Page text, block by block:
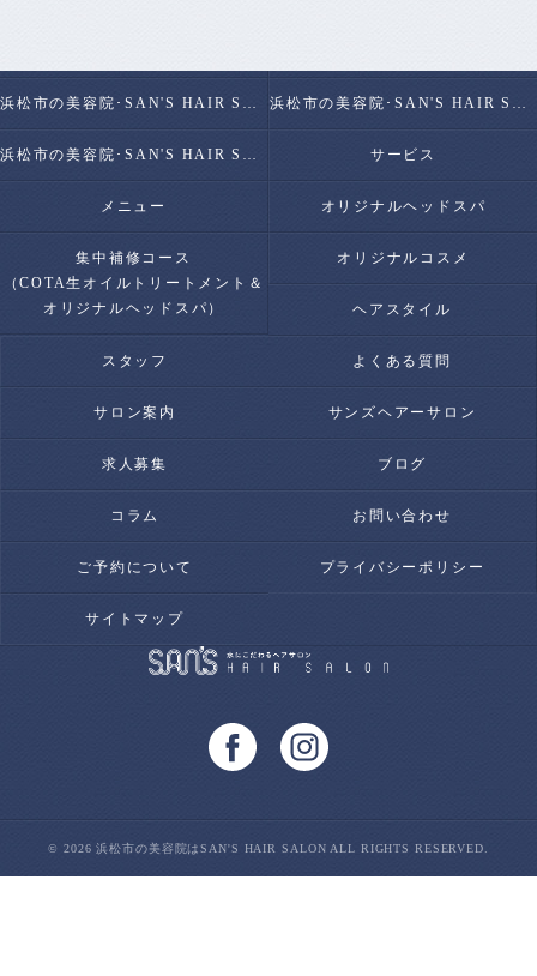
サービス
メニュー オリジナルヘッドスパ
集中補修コース
（COTA生オイルトリートメント＆
オリジナルヘッドスパ）
オリジナルコスメ
ヘアスタイル
スタッフ よくある質問
サロン案内 サンズヘアーサロン
求人募集 ブログ
コラム お問い合わせ
ご予約について プライバシーポリシー
サイトマップ
© 2026 浜松市の美容院はSAN'S HAIR SALON ALL RIGHTS RESERVED.